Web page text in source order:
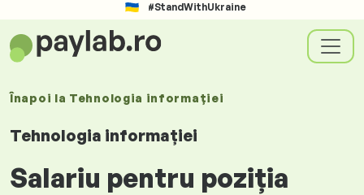
#StandWithUkraine
Înapoi la Tehnologia informației
Tehnologia informației
Salariu pentru poziția